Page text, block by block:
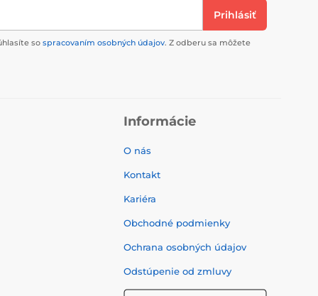
Prihlásiť
so spracovaním osobných údajov. Z odberu sa môžete
Informácie
O nás
Kontakt
Kariéra
Obchodné podmienky
Ochrana osobných údajov
Odstúpenie od zmluvy